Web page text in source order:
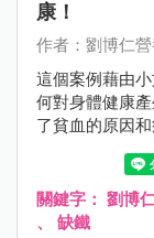
康！
作者：劉博仁
這個案例藉由
何對身體健康
了貧血的原因
地理解和應對
關鍵字： 劉博
、 缺鐵